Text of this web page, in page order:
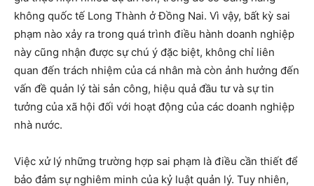
không quốc tế Long Thành ở Đồng Nai. Vì vậy, bất kỳ sai
phạm nào xảy ra trong quá trình điều hành doanh nghiệp
này cũng nhận được sự chú ý đặc biệt, không chỉ liên
quan đến trách nhiệm của cá nhân mà còn ảnh hưởng đến
vấn đề quản lý tài sản công, hiệu quả đầu tư và sự tin
tưởng của xã hội đối với hoạt động của các doanh nghiệp
nhà nước.
Việc xử lý những trường hợp sai phạm là điều cần thiết để
bảo đảm sự nghiêm minh của kỷ luật quản lý. Tuy nhiên,